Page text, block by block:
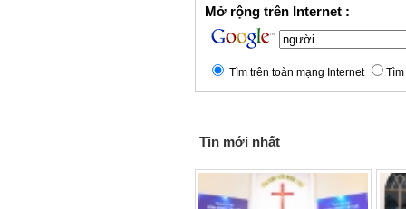
Mở rộng trên Internet :
Tìm trên toàn mạng Internet
Tin mới nhất